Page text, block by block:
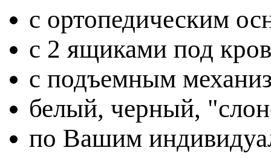
с ортопедическим
с 2 ящиками под
с подъемным
белый, черный,
по Вашим